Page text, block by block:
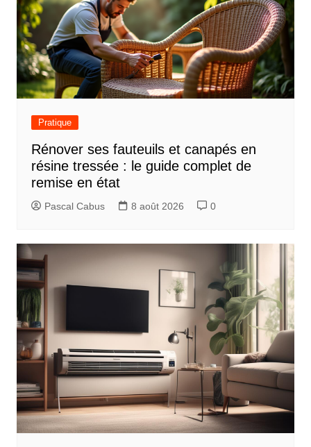
Pratique
Rénover ses fauteuils et canapés en
résine tressée : le guide complet de
remise en état
Pascal Cabus 8 août 2026 0